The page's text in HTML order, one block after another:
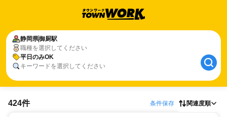
静岡県御厨駅
職種を選択してください
平日のみOK
キーワードを選択してください
424件 条件保存 関連度順